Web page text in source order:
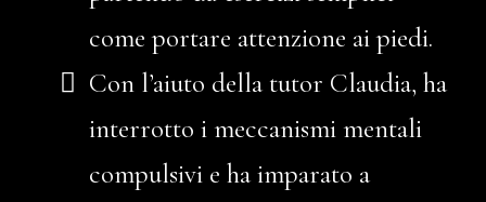
come portare attenzione ai piedi.
Con l’aiuto della tutor Claudia, ha
interrotto i meccanismi mentali
compulsivi e ha imparato a